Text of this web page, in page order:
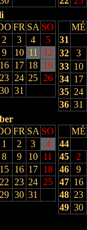
FR SA SO
2 3 4
5
9 10 11
12
16 17 18 19
23 24 25 26
30 31
MÉ
31
32
3
33 10
34 17
35 24
36 31
FR SA SO
1 2 3
4
8 9 10 11
15 16 17 18
22 23 24 25
29 30 31
MÉ
44
45
2
46
9
47 16
48 23
49 30